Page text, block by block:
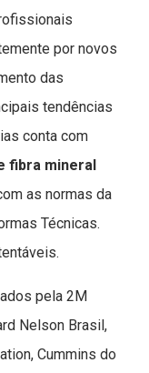
por novos
das
tendências
conta com
fibra mineral
as normas da
Técnicas.
pela 2M
Nelson Brasil,
Cummins do